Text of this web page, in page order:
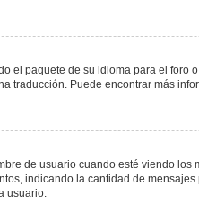
el paquete de su idioma para el
traducción. Puede encontrar más
de usuario cuando esté viendo
indicando la cantidad de
usuario.